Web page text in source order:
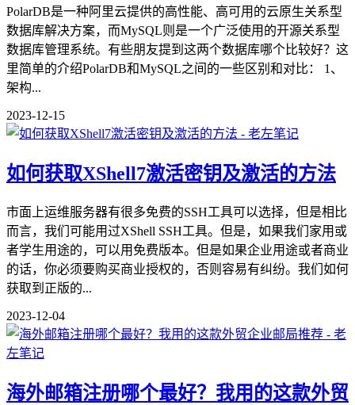
PolarDB是一种阿里云提供的高性能、高可用的云原生关系型
数据库解决方案，而MySQL则是一个广泛使用的开源关系型
数据库管理系统。有些朋友提到这两个数据库哪个比较好？这
里简单的介绍PolarDB和MySQL之间的一些区别和对比： 1、
架构...
2023-12-15
如何获取XShell7激活密钥及激活的方法
市面上运维服务器有很多免费的SSH工具可以选择，但是相比
而言，我们可能用过XShell SSH工具。但是，如果我们家用或
者学生用途的，可以用免费版本。但是如果企业用途或者商业
的话，你必须要购买商业授权的，否则容易有纠纷。我们如何
获取到正版的...
2023-12-04
海外邮箱注册哪个最好？我用的这款外贸